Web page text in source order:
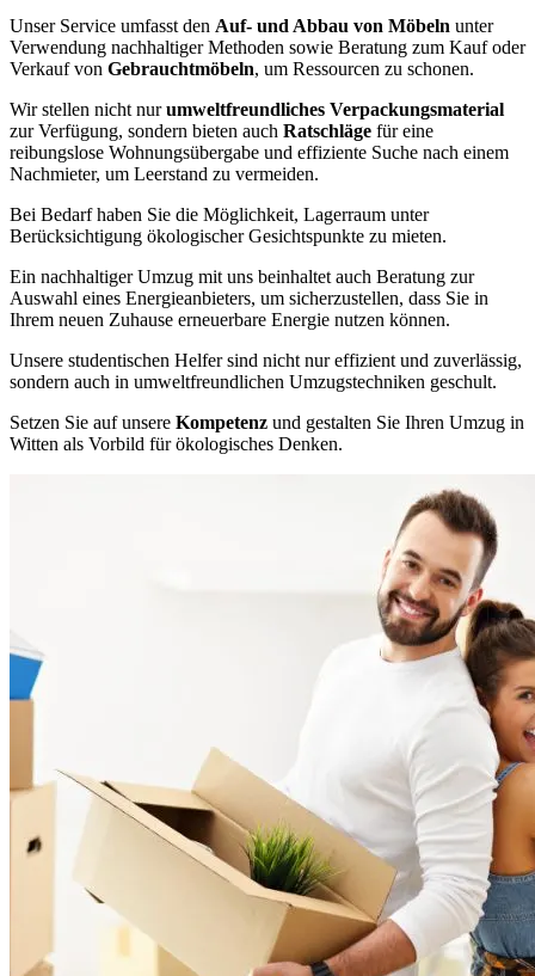
Unser Service umfasst den Auf- und Abbau von Möbeln unter
Verwendung nachhaltiger Methoden sowie Beratung zum Kauf oder
Verkauf von Gebrauchtmöbeln, um Ressourcen zu schonen.
Wir stellen nicht nurumweltfreundliches Verpackungsmaterial
zur Verfügung, sondern bieten auch Ratschläge für eine
reibungslose Wohnungsübergabe und effiziente Suche nach einem
Nachmieter, um Leerstand zu vermeiden.
Bei Bedarf haben Sie die Möglichkeit, Lagerraum unter
Berücksichtigung ökologischer Gesichtspunkte zu mieten.
Ein nachhaltiger Umzug mit uns beinhaltet auch Beratung zur
Auswahl eines Energieanbieters, um sicherzustellen, dass Sie in
Ihrem neuen Zuhause erneuerbare Energie nutzen können.
Unsere studentischen Helfer sind nicht nur effizient und zuverlässig,
sondern auch in umweltfreundlichen Umzugstechniken geschult.
Setzen Sie auf unsere Kompetenz und gestalten Sie Ihren Umzug in
Witten als Vorbild für ökologisches Denken.